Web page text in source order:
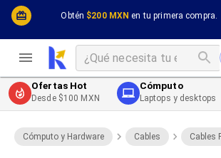
Obtén $200 MXN en tu primera compra.
Cómputo y Hardware
Desktop y Portátiles
Impresión y Consumibles
Celulares y Telefonía
Energía
Cómputo y Hardware
Cables
Cables PC
Cables PC USB
Cables PC Serial
Cables PC SATA / eSATA
Cables PC SAS
Cables PC VGA / HD15
Cables de Audio / Video HDMI
Ofertas Hot
Desde $100 MXN
Cómputo
Laptops y desktops
Cómputo y Hardware Cables Cables